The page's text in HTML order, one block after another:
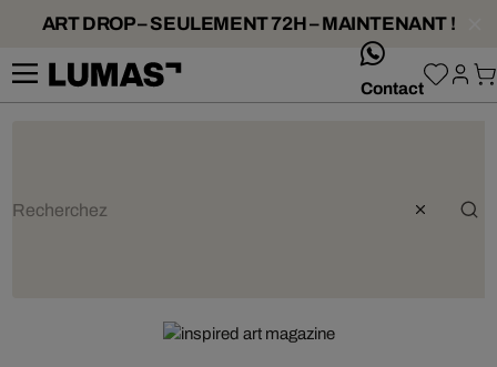
ART DROP – SEULEMENT 72H – MAINTENANT !
Contact